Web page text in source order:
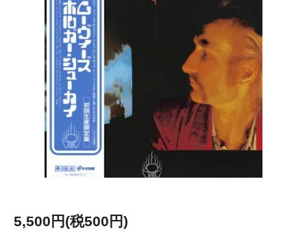
5,500円(税500円)